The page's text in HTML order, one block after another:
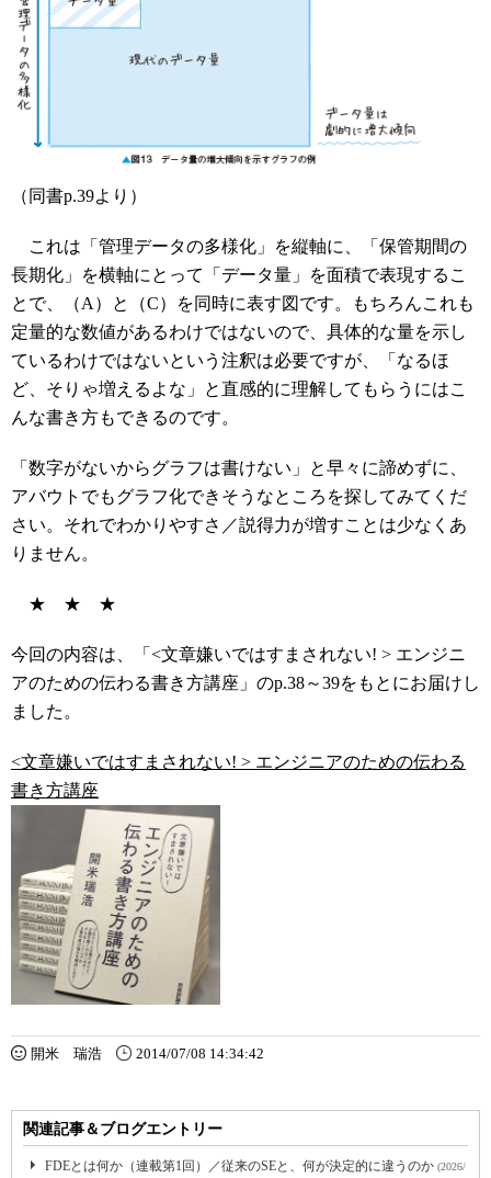
（同書p.39より）
これは「管理データの多様化」を縦軸に、「保管期間の
長期化」を横軸にとって「データ量」を面積で表現するこ
とで、（A）と（C）を同時に表す図です。もちろんこれも
定量的な数値があるわけではないので、具体的な量を示し
ているわけではないという注釈は必要ですが、「なるほ
ど、そりゃ増えるよな」と直感的に理解してもらうにはこ
んな書き方もできるのです。
「数字がないからグラフは書けない」と早々に諦めずに、
アバウトでもグラフ化できそうなところを探してみてくだ
さい。それでわかりやすさ／説得力が増すことは少なくあ
りません。
★ ★ ★
今回の内容は、「<文章嫌いではすまされない! > エンジニ
アのための伝わる書き方講座」のp.38～39をもとにお届けし
ました。
<文章嫌いではすまされない! > エンジニアのための伝わる
書き方講座
開米 瑞浩 2014/07/08 14:34:42
関連記事＆ブログエントリー
FDEとは何か（連載第1回）／従来のSEと、何が決定的に違うのか (2026/